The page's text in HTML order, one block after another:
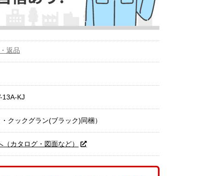
返品
13A-KJ
クックグラン(ブラック)同梱）
カタログ・図面など）